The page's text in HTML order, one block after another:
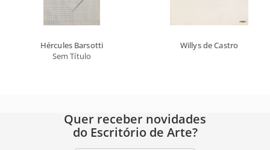
Hércules Barsotti
Sem Título
Willys de Castro
Quer receber novidades
do Escritório de Arte?